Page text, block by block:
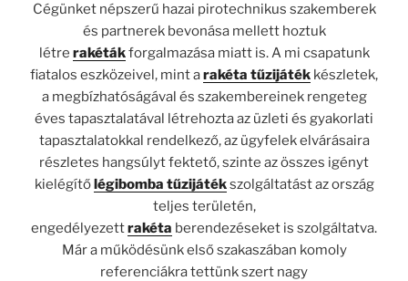
Cégünket népszerű hazai pirotechnikus szakemberek
és partnerek bevonása mellett hoztuk
létre rakétákforgalmazása miatt is. A mi csapatunk
fiatalos eszközeivel, mint arakéta tűzijáték készletek,
a megbízhatóságával és szakembereinek rengeteg
éves tapasztalatával létrehozta az üzleti és gyakorlati
tapasztalatokkal rendelkező, az ügyfelek elvárásaira
részletes hangsúlyt fektető, szinte az összes igényt
kielégítőlégibomba tűzijátékszolgáltatást az ország
teljes területén,
engedélyezettrakéta berendezéseket is szolgáltatva.
Már a működésünk első szakaszában komoly
referenciákra tettünk szert nagy